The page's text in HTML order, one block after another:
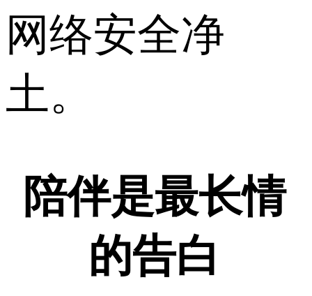
网络安全净
土。
陪伴是最长情
的告白